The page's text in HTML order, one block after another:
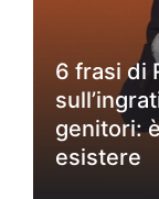
6 frasi di
genitori:
esistere